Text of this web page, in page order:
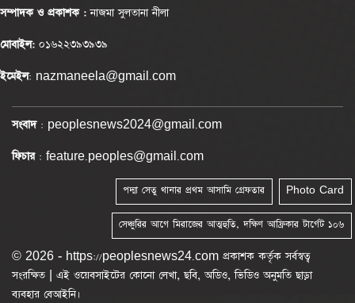
সম্পাদক ও প্রকাশক :নাজমা সুলতানা নীলা
মোবাইল: ০১৬২২৩৯৩৯৩৯
ইমেইল: nazmaneela@gmail.com
সংবাদ: peoplesnews2024@gmail.com
ফিচার: feature.peoples@gmail.com
Photo Card
পদ্মা সেতু থানার প্রথম আসামি গ্রেফতার
সেঞ্চুরির আগে মিরাজের আত্মহুতি, দক্ষিণ আফ্রিকার টার্গেট ১০৬
© 2026 - https://peoplesnews24.com প্রকাশক কর্তৃক সর্বস্বত্ব
সংরক্ষিত | এই ওয়েবসাইটের কোনো লেখা, ছবি, অডিও, ভিডিও অনুমতি ছাড়া
ব্যবহার বেআইনি।